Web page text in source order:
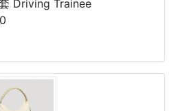
標籤細節
Driving Trainee
感！